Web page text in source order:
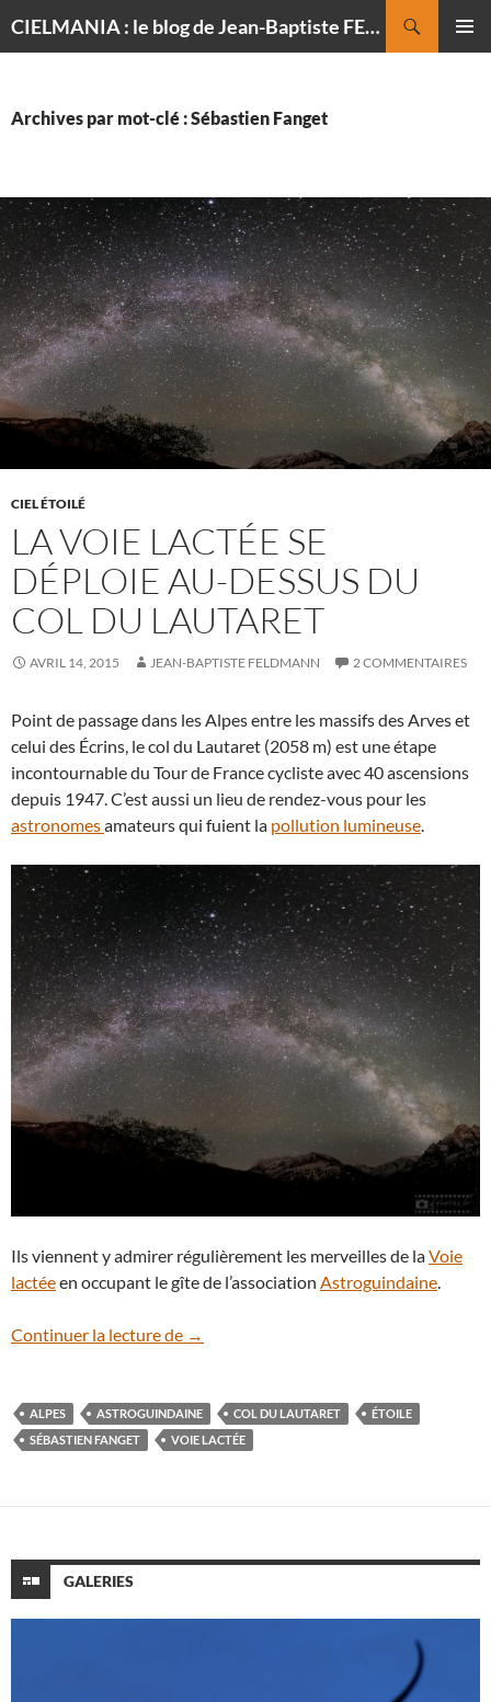
CIELMANIA : le blog de Jean-Baptiste FELDMANN, photographe du ciel
Archives par mot-clé : Sébastien Fanget
CIEL ÉTOILÉ
LA VOIE LACTÉE SE
DÉPLOIE AU-DESSUS DU
COL DU LAUTARET
AVRIL 14, 2015 JEAN-BAPTISTE FELDMANN 2 COMMENTAIRES
Point de passage dans les Alpes entre les massifs des Arves et
celui des Écrins, le col du Lautaret (2058 m) est une étape
incontournable du Tour de France cycliste avec 40 ascensions
depuis 1947. C’est aussi un lieu de rendez-vous pour les
astronomesamateurs qui fuient la pollution lumineuse.
Ils viennent y admirer régulièrement les merveilles de laVoie
lactéeen occupant le gîte de l’association Astroguindaine
Continuer la lecture de La Voie lactée se déploie au-dessus du
→
ALPES ASTROGUINDAINE COL DU LAUTARET
ÉTOILE
SÉBASTIEN FANGET
VOIE LACTÉE
GALERIES